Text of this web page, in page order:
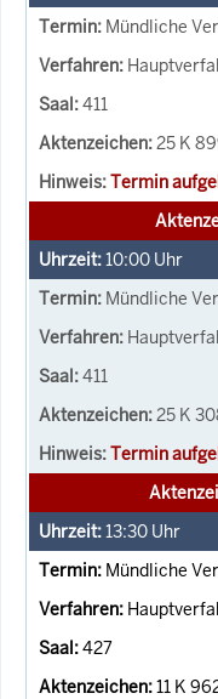
Mündliche
411
25 K
Termin
10:00 Uhr
Mündliche
411
25 K
Termin
13:30 Uhr
Mündliche
427
11 K